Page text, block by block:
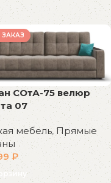
СОтА-75 велюр
07
мебель,Прямые
₽